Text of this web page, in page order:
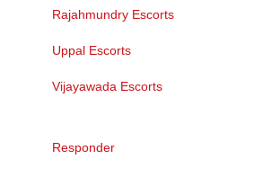
Rajahmundry Escorts
Uppal Escorts
Vijayawada Escorts
Responder